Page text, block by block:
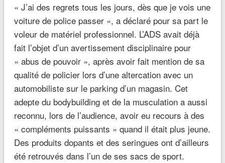
« J’ai des regrets tous les jours, dès que je vois une
voiture de police passer », a déclaré pour sa part le
voleur de matériel professionnel. L’ADS avait déjà
fait l’objet d’un avertissement disciplinaire pour
« abus de pouvoir », après avoir fait mention de sa
qualité de policier lors d’une altercation avec un
automobiliste sur le parking d’un magasin. Cet
adepte du bodybuilding et de la musculation a aussi
reconnu, lors de l’audience, avoir eu recours à des
« compléments puissants » quand il était plus jeune.
Des produits dopants et des seringues ont d’ailleurs
été retrouvés dans l’un de ses sacs de sport.